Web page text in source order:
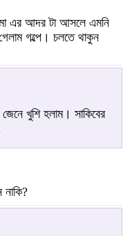
এর আদর টা আসলে এমনি
গল্পে। চলতে থাকুন
খুশি হলাম। সাকিবের